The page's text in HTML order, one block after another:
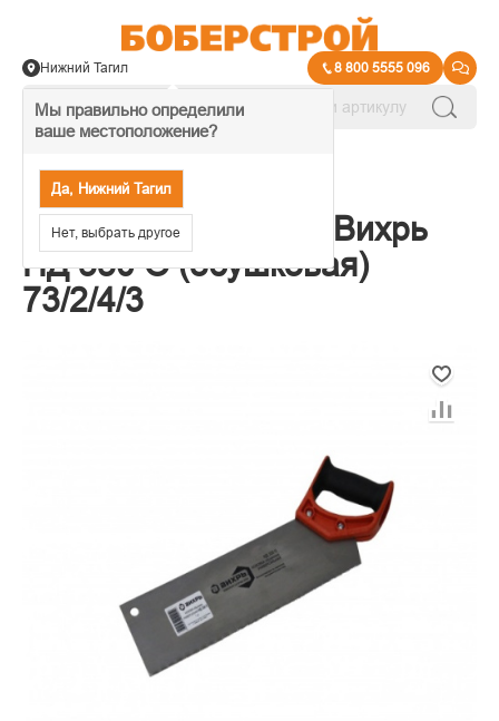
Мы правильно определили
ваше местоположение?
Да, Нижний Тагил
Нет, выбрать другое
Нижний Тагил 8 800 5555 096
Ножовка по дереву Вихрь
НД 350 О (обушковая)
73/2/4/3